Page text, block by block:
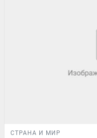
СТРАНА И МИР